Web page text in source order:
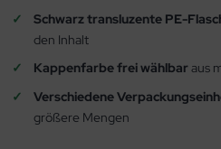
Schwarz transluzente PE-
den Inhalt
Kappenfarbe frei wählbaraus
Verschiedene
größere Mengen